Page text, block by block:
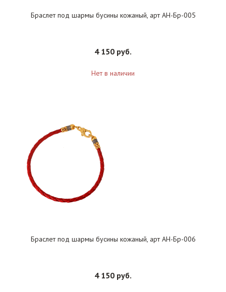
Браслет под шармы бусины кожаный, арт АН-Бр-005
4 150 руб.
Нет в наличии
Браслет под шармы бусины кожаный, арт АН-Бр-006
4 150 руб.